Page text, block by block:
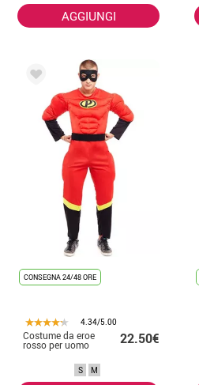
AGGIUNGI
CONSEGNA 24/48 ORE
4.34/5.00
Costume da eroe
rosso per uomo 22.50€
S M